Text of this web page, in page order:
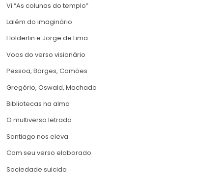
Vi “As colunas do templo”
Lalém do imaginário
Hölderlin e Jorge de Lima
Voos do verso visionário
Pessoa, Borges, Camões
Gregório, Oswald, Machado
Bibliotecas na alma
O multiverso letrado
Santiago nos eleva
Com seu verso elaborado
Sociedade suicida